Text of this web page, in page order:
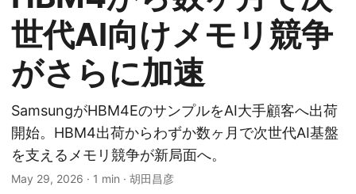
世代AI向けメモリ競争
がさらに加速
SamsungがHBM4EのサンプルをAI大手顧客へ出荷
開始。HBM4出荷からわずか数ヶ月で次世代AI基盤
を支えるメモリ競争が新局面へ。
May 29, 2026 · 1 min · 胡田昌彦